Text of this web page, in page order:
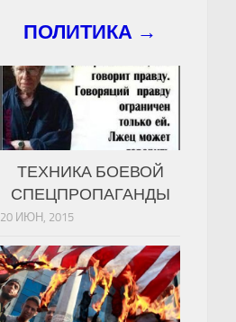
ПОЛИТИКА →
ТЕХНИКА БОЕВОЙ
СПЕЦПРОПАГАНДЫ
20 ИЮН, 2015